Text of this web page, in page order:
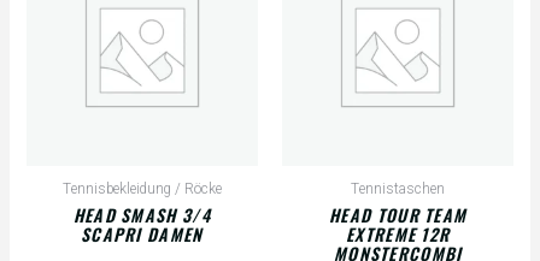
Tennisbekleidung / Röcke
HEAD SMASH 3/4
SCAPRI DAMEN
Tennistaschen
HEAD TOUR TEAM
EXTREME 12R
MONSTERCOMBI